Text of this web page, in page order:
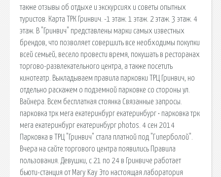
также отзывы об отдыхе и экскурсиях и советы опытных
туристов. Карта ТРК Гринвич. -1 этаж. 1 этаж. 2 этаж. 3 этаж. 4
этаж. В "Гринвич" представлены марки самых известных
брендов, что позволяет совершить все необходимы покупки
всей семьей, весело провести время, покушать в ресторанах
торгово-развлекательного центра, а также посетить
кинотеатр. Выкладываем правила парковки ТРЦ Гринвич, но
отдельно раскажем о подземной парковке со стороны ул.
Вайнера. Всем бесплатная стоянка Связанные запросы.
парковка трк мега екатеринбург екатеринбург • парковка трк
мега екатеринбург екатеринбург photos. 4 сен 2014
Парковка в ТРЦ "Гринвич" стала платной под "Гиперболой".
Вчера на сайте торгового центра появились Правила
пользования. Девушки, с 21 по 24 в Гринвиче работает
бьюти-станция от Mary Kay Это настоящая лаборатория